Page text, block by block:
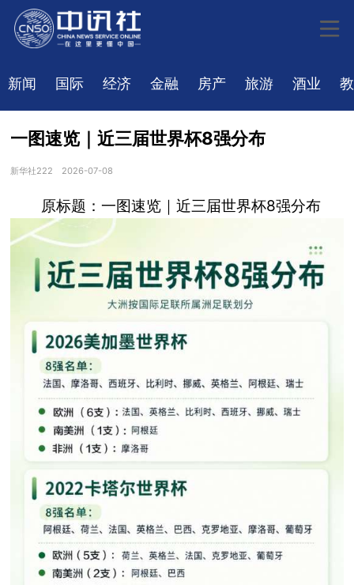
新闻 国际 经济 金融 房产 旅游 酒业
一图速览｜近三届世界杯8强分布
新华社222 2026-07-08
原标题：一图速览｜近三届世界杯8强分布